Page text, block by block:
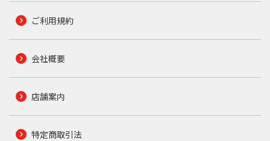
ご利用規約
会社概要
店舗案内
特定商取引法